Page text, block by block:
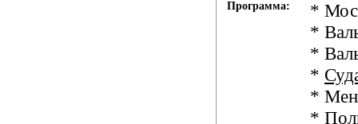
Программа:
*
*
*
*
*
*